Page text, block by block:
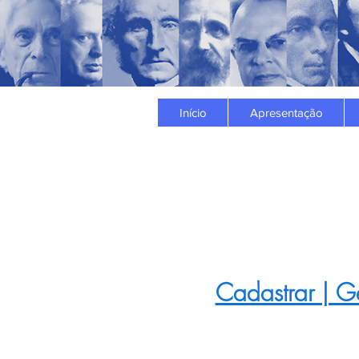
Início Apresentação
Cadastrar |